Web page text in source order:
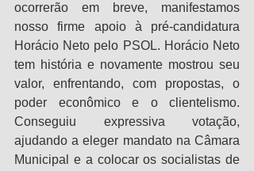
ocorrerão em breve, manifestamos
nosso firme apoio à pré-candidatura
Horácio Neto pelo PSOL. Horácio Neto
tem história e novamente mostrou seu
valor, enfrentando, com propostas, o
poder econômico e o clientelismo.
Conseguiu expressiva votação,
ajudando a eleger mandato na Câmara
Municipal e a colocar os socialistas de